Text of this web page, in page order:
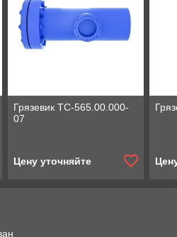
Грязевик ТС-565.00.000-
07
Цену уточняйте